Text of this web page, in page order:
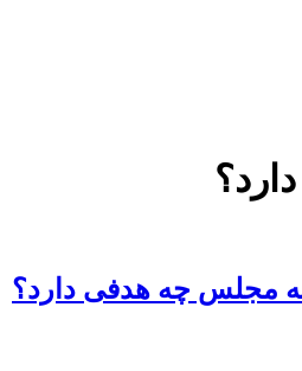
مجلس چه هدفی دارد؟